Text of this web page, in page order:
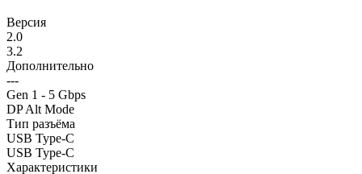
Версия
2.0
3.2
Дополнительно
---
Gen 1 - 5 Gbps
DP Alt Mode
Тип разъёма
USB Type-C
USB Type-C
Характеристики